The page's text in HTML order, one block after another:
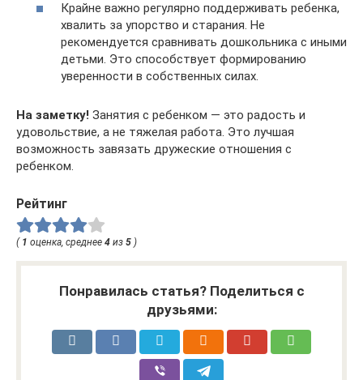
Крайне важно регулярно поддерживать ребенка,
хвалить за упорство и старания. Не
рекомендуется сравнивать дошкольника с иными
детьми. Это способствует формированию
уверенности в собственных силах.
На заметку! Занятия с ребенком — это радость и
удовольствие, а не тяжелая работа. Это лучшая
возможность завязать дружеские отношения с
ребенком.
Рейтинг
( 1 оценка, среднее 4 из 5 )
Понравилась статья? Поделиться с
друзьями: